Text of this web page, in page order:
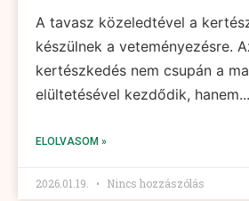
A tavasz közeledtével a
készülnek a veteményezésre.
kertészkedés nem csupán a
elültetésével kezdődik, hanem...
ELOLVASOM »
2026.01.19. Nincs hozzászólás